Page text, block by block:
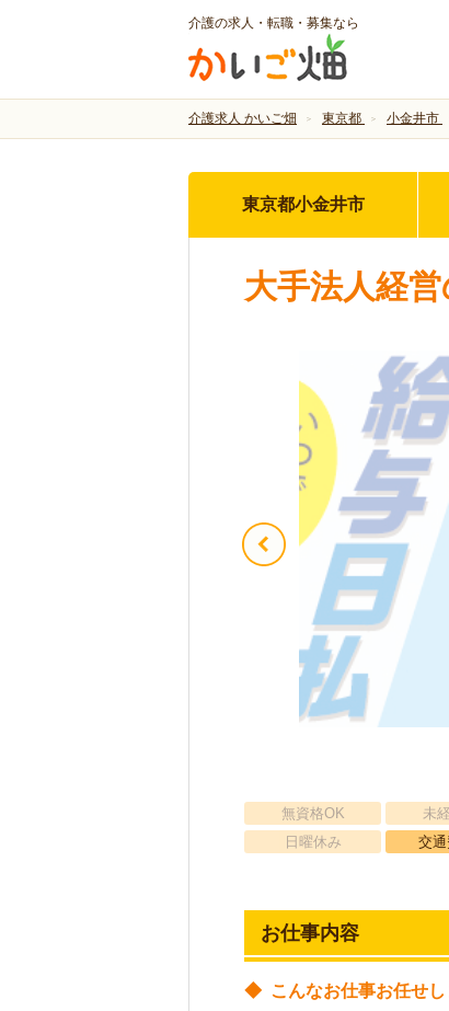
介護の求人・転職・募集なら
介護求人 かいご畑 東京都 小金井市
東京都小金井市
大手法人経
無資格OK 未
日曜休み
交
お仕事内容
◆ こんなお仕事お任せし